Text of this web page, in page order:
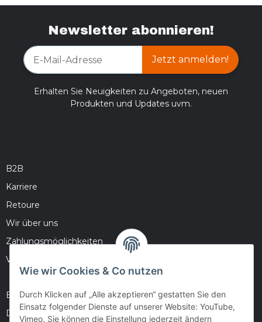
Newsletter abonnieren!
Jetzt anmelden!
Erhalten Sie Neuigkeiten zu Angeboten, neuen
Produkten und Updates uvm.
B2B
Karriere
Retoure
Wir über uns
Zahlungsmöglichkeiten
Versandinformationen
Barrierefreiheitserklärung
Datenschutz
Wie wir Cookies & Co nutzen
Durch Klicken auf „Alle akzeptieren“ gestatten Sie den
Einsatz folgender Dienste auf unserer Website: YouTube,
Vimeo. Sie können die Einstellung jederzeit ändern